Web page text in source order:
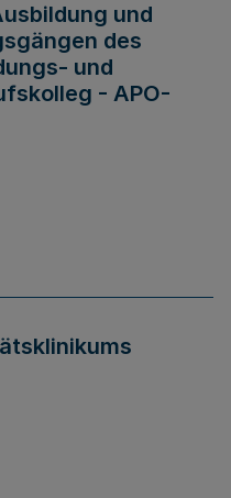
und
des
und
- APO-